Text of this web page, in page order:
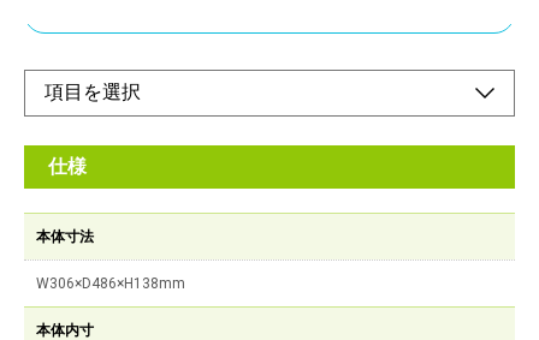
仕様
本体寸法
W306×D486×H138mm
本体内寸